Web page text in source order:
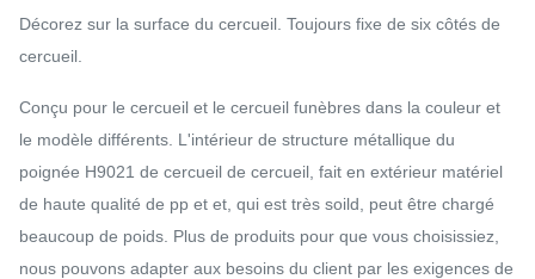
Décorez sur la surface du cercueil. Toujours fixe de six côtés de
cercueil.
Conçu pour le cercueil et le cercueil funèbres dans la couleur et
le modèle différents. L'intérieur de structure métallique du
poignée H9021 de cercueil de cercueil, fait en extérieur matériel
de haute qualité de pp et et, qui est très soild, peut être chargé
beaucoup de poids. Plus de produits pour que vous choisissiez,
nous pouvons adapter aux besoins du client par les exigences de